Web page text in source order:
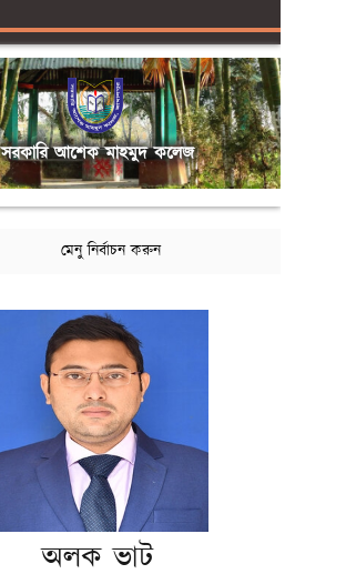
সরকারি আশেক মাহমুদ কলেজ
মেনু নির্বাচন করুন
অলক ভাট